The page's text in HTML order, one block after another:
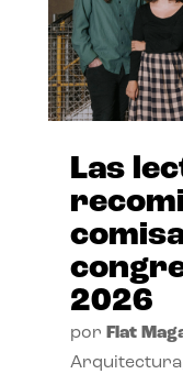
Las
2026
por Flat
Arquitectura